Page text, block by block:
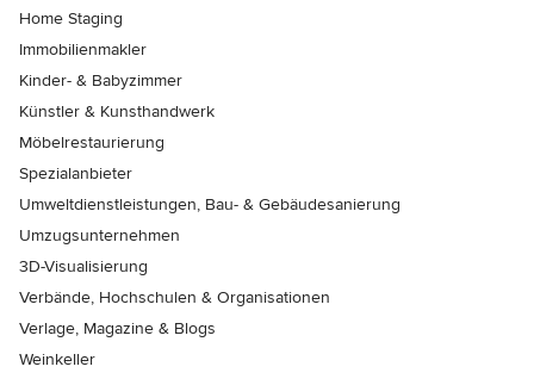
Home Staging
Immobilienmakler
Kinder- & Babyzimmer
Künstler & Kunsthandwerk
Möbelrestaurierung
Spezialanbieter
Umweltdienstleistungen, Bau- & Gebäudesanierung
Umzugsunternehmen
3D-Visualisierung
Verbände, Hochschulen & Organisationen
Verlage, Magazine & Blogs
Weinkeller